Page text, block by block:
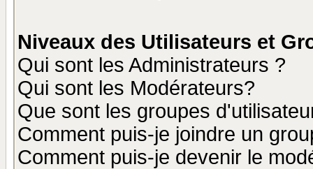
Niveaux des Utilisateurs et
Qui sont les Administrateurs ?
Qui sont les Modérateurs?
Que sont les groupes
Comment puis-je joindre un
Comment puis-je devenir le